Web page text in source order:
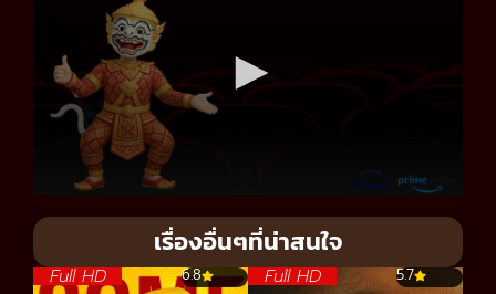
เรื่องอื่นๆที่น่าสนใจ
Full HD 6.8 Full HD 5.7